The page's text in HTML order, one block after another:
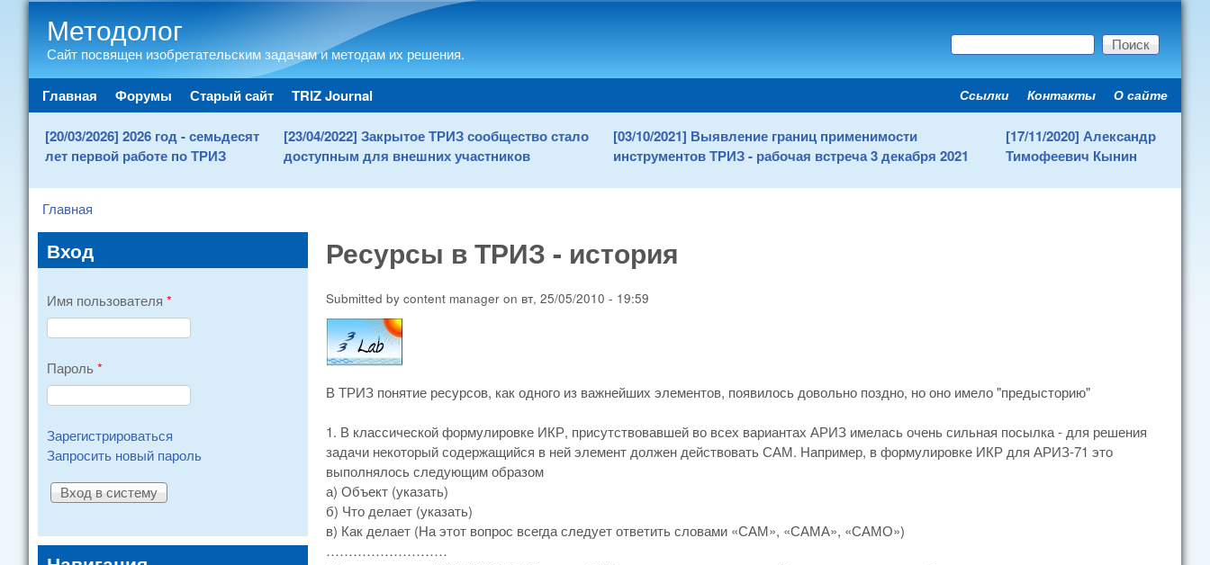
Методолог
Сайт посвящен изобретательским задачам и методам их решения. Форма поиска
Поиск
Main menu
Главная Форумы Старый сайт TRIZ Journal Secondary menu
Ссылки Контакты О сайте
[20/03/2026] 2026 год - семьдесят
лет первой работе по ТРИЗ
[23/04/2022] Закрытое ТРИЗ сообщество стало
доступным для внешних участников
[03/10/2021] Выявление границ применимости
инструментов ТРИЗ - рабочая встреча 3 декабря 2021
[17/11/2020] Александр
Тимофеевич Кынин
You are here
Главная
Ресурсы в ТРИЗ - история
Submitted by content manager on вт, 25/05/2010 - 19:59
В ТРИЗ понятие ресурсов, как одного из важнейших элементов, появилось довольно поздно, но оно имело "предысторию"
1. В классической формулировке ИКР, присутствовавшей во всех вариантах АРИЗ имелась очень сильная посылка - для решения
задачи некоторый содержащийся в ней элемент должен действовать САМ. Например, в формулировке ИКР для АРИЗ-71 это
выполнялось следующим образом
а) Объект (указать)
б) Что делает (указать)
в) Как делает (На этот вопрос всегда следует ответить словами «САМ», «САМА», «САМО»)
………………………
Вход
Имя пользователя *
Пароль *
Зарегистрироваться
Запросить новый пароль